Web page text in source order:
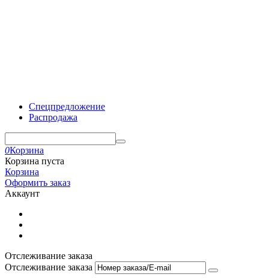
Спецпредложение
Распродажа
0Корзина
Корзина пуста
Корзина
Оформить заказ
Аккаунт
Отслеживание заказа
Отслеживание заказа